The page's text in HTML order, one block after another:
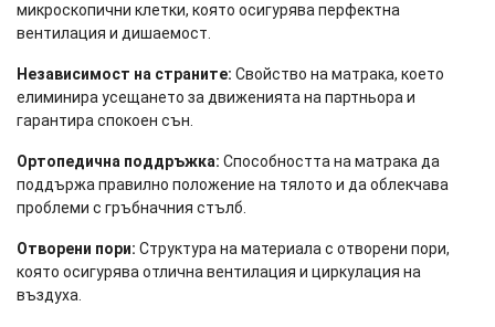
микроскопични клетки, която осигурява перфектна
вентилация и дишаемост.
Независимост на страните: Свойство на матрака, което
елиминира усещането за движенията на партньора и
гарантира спокоен сън.
Ортопедична поддръжка: Способността на матрака да
поддържа правилно положение на тялото и да облекчава
проблеми с гръбначния стълб.
Отворени пори: Структура на материала с отворени пори,
която осигурява отлична вентилация и циркулация на
въздуха.